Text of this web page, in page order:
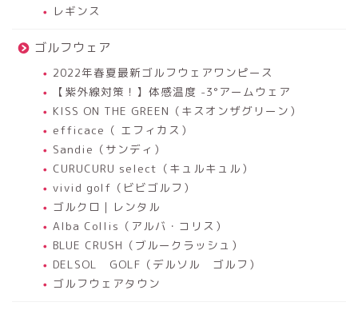
レギンス
ゴルフウェア
2022年春夏最新ゴルフウェアワンピース
【紫外線対策！】体感温度 -3°アームウェア
KISS ON THE GREEN（キスオンザグリーン）
efficace（ エフィカス）
Sandie（サンディ）
CURUCURU select（キュルキュル）
vivid golf（ビビゴルフ）
ゴルクロ｜レンタル
Alba Collis（アルバ・コリス）
BLUE CRUSH（ブルークラッシュ）
DELSOL GOLF（デルソル ゴルフ）
ゴルフウェアタウン